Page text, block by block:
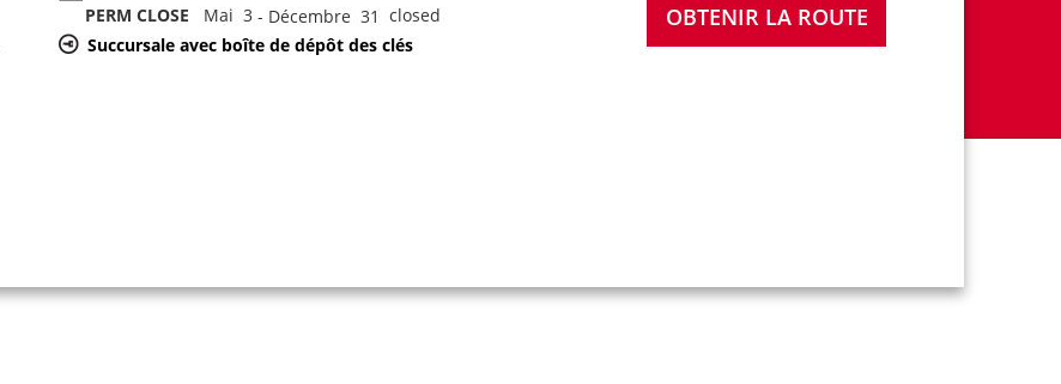
PERM CLOSE Mai 3 - Décembre 31 closed
Succursale avec boîte de dépôt des clés
OBTENIR LA ROUTE